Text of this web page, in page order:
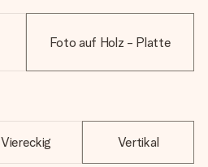
Foto auf Holz - Platte
Viereckig Vertikal